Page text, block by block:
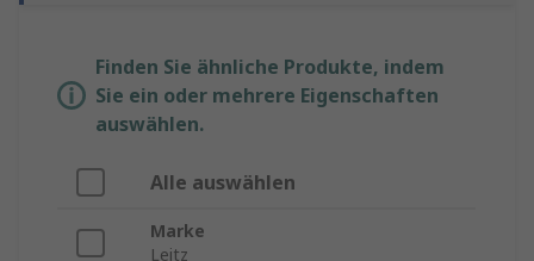
Finden Sie ähnliche Produkte, indem
Sie ein oder mehrere Eigenschaften
auswählen.
Alle auswählen
Marke
Leitz